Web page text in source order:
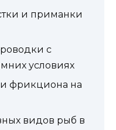
и приманки
с
условиях
и фрикциона на
видов рыб в